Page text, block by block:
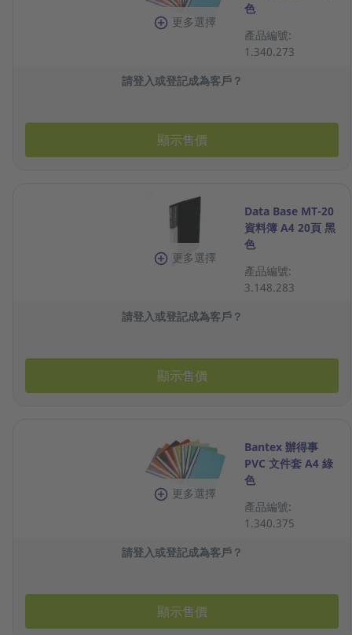
更多選擇
色
產品編號:
1.340.273
請登入或登記成為客戶？
顯示售價
更多選擇
Data Base MT-20
資料簿 A4 20頁 黑
色
產品編號:
3.148.283
請登入或登記成為客戶？
顯示售價
更多選擇
Bantex 辦得事
PVC 文件套 A4 綠
色
產品編號:
1.340.375
請登入或登記成為客戶？
顯示售價